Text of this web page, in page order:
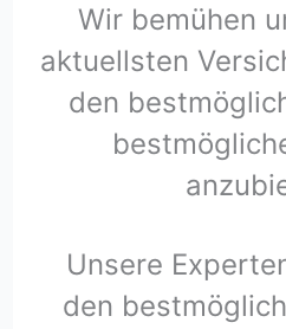
Wir bemühen
aktuellsten
den
Unsere
den